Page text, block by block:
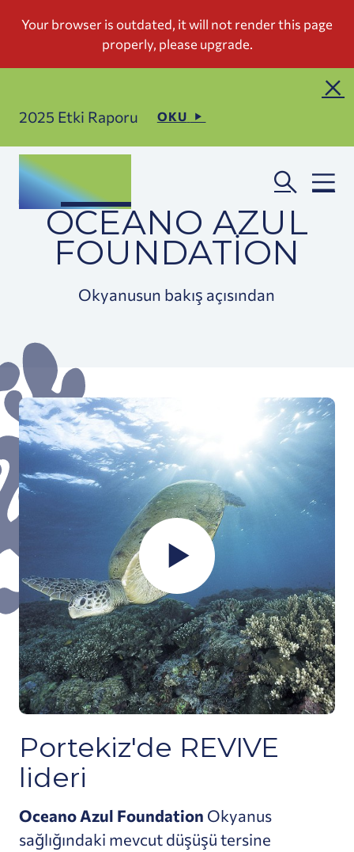
2025 Etki Raporu OKU
OCEANO AZUL
FOUNDATION
Okyanusun bakış açısından
Portekiz'de REVIVE
lideri
Oceano Azul Foundation Okyanus
sağlığındaki mevcut düşüşü tersine